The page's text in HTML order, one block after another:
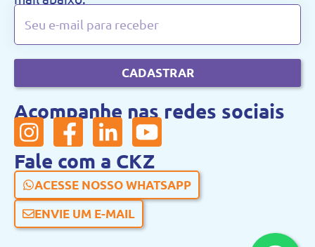
CADASTRAR
Acompanhe nas redes sociais
Fale com a CKZ
ACESSE NOSSO WHATSAPP
ENVIE UM E-MAIL